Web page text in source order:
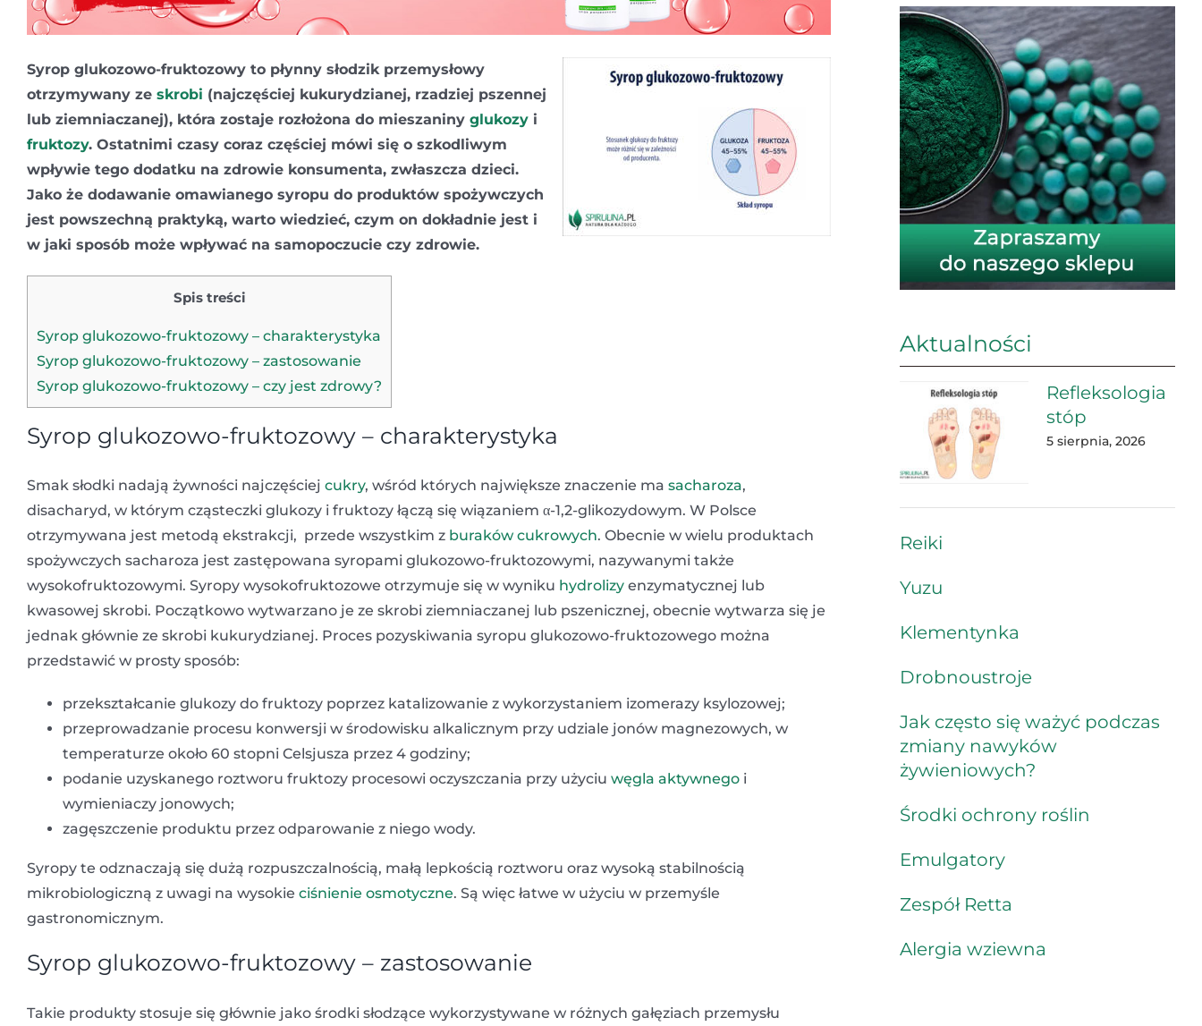
Syrop glukozowo-fruktozowy to płynny słodzik przemysłowy
otrzymywany ze skrobi (najczęściej kukurydzianej, rzadziej pszennej
lub ziemniaczanej), która zostaje rozłożona do mieszaniny glukozy i
fruktozy. Ostatnimi czasy coraz częściej mówi się o szkodliwym
wpływie tego dodatku na zdrowie konsumenta, zwłaszcza dzieci.
Jako że dodawanie omawianego syropu do produktów spożywczych
jest powszechną praktyką, warto wiedzieć, czym on dokładnie jest i
w jaki sposób może wpływać na samopoczucie czy zdrowie.
Spis treści
Syrop glukozowo-fruktozowy – charakterystyka
Syrop glukozowo-fruktozowy – zastosowanie
Syrop glukozowo-fruktozowy – czy jest zdrowy?
Syrop glukozowo-fruktozowy – charakterystyka
Smak słodki nadają żywności najczęściej cukry, wśród których największe znaczenie ma sacharoza,
disacharyd, w którym cząsteczki glukozy i fruktozy łączą się wiązaniem α-1,2-glikozydowym. W Polsce
otrzymywana jest metodą ekstrakcji, przede wszystkim z buraków cukrowych. Obecnie w wielu produktach
spożywczych sacharoza jest zastępowana syropami glukozowo-fruktozowymi, nazywanymi także
wysokofruktozowymi. Syropy wysokofruktozowe otrzymuje się w wyniku hydrolizy enzymatycznej lub
kwasowej skrobi. Początkowo wytwarzano je ze skrobi ziemniaczanej lub pszenicznej, obecnie wytwarza się je
jednak głównie ze skrobi kukurydzianej. Proces pozyskiwania syropu glukozowo-fruktozowego można
przedstawić w prosty sposób:
przekształcanie glukozy do fruktozy poprzez katalizowanie z wykorzystaniem izomerazy ksylozowej;
przeprowadzanie procesu konwersji w środowisku alkalicznym przy udziale jonów magnezowych, w
temperaturze około 60 stopni Celsjusza przez 4 godziny;
podanie uzyskanego roztworu fruktozy procesowi oczyszczania przy użyciu węgla aktywnego i
wymieniaczy jonowych;
zagęszczenie produktu przez odparowanie z niego wody.
Syropy te odznaczają się dużą rozpuszczalnością, małą lepkością roztworu oraz wysoką stabilnością
mikrobiologiczną z uwagi na wysokie ciśnienie osmotyczne. Są więc łatwe w użyciu w przemyśle
gastronomicznym.
Syrop glukozowo-fruktozowy – zastosowanie
Takie produkty stosuje się głównie jako środki słodzące wykorzystywane w różnych gałęziach przemysłu
Aktualności
Refleksologia
stóp
5 sierpnia, 2026
Reiki
Yuzu
Klementynka
Drobnoustroje
Jak często się ważyć podczas
zmiany nawyków
żywieniowych?
Środki ochrony roślin
Emulgatory
Zespół Retta
Alergia wziewna